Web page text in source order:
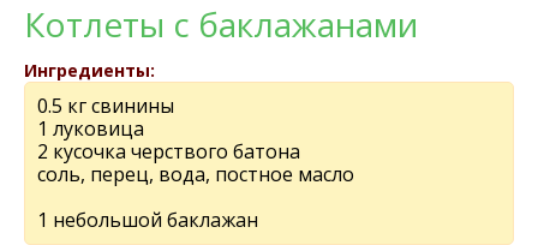
Котлеты с баклажанами
Ингредиенты:
0.5 кг свинины
1 луковица
2 кусочка черствого батона
соль, перец, вода, постное масло
1 небольшой баклажан